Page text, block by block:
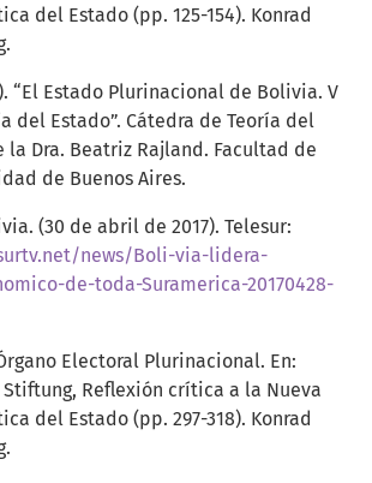
del Estado (pp. 125-154). Konrad
“El Estado Plurinacional de Bolivia. V
del Estado”. Cátedra de Teoría del
la Dra. Beatriz Rajland. Facultad de
de Buenos Aires.
(30 de abril de 2017). Telesur:
news/Boli-via-lidera-
de-toda-Suramerica-20170428-
Electoral Plurinacional. En:
Stiftung, Reflexión crítica a la Nueva
del Estado (pp. 297-318). Konrad